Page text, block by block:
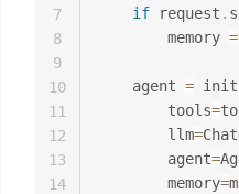
if request .
        memory
=
    agent
=
        tools
=
        llm
=
        agent
=
        memory
=
7
8
9
10
11
12
13
14